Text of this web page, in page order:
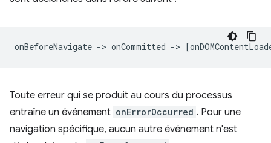
Toute erreur qui se produit au cours du processus
entraîne un événement onErrorOccurred . Pour une
navigation spécifique, aucun autre événement n'est